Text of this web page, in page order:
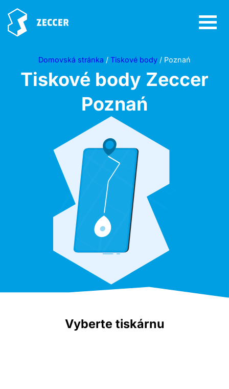
Domovská stránka / Tiskové body / Poznań
Tiskové body Zeccer
Poznań
Vyberte tiskárnu